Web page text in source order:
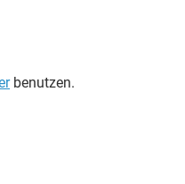
benutzen.